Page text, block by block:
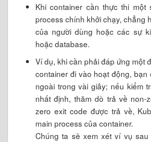
Khi container cần thực thi
process chính khởi chạy, chẳng
của người dùng hoặc các sự
hoặc database.
Ví dụ, khi cần phải đáp ứng một
container đi vào hoạt động,
ngoài trong vài giây; nếu kiểm
nhất định, thăm dò trả về non-
zero exit code được trả về,
main process của container.
Chúng ta sẽ xem xét ví vụ